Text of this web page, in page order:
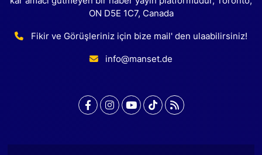
ON D5E 1C7, Canada
Fikir ve Görüşleriniz için bize mail' den ulaabilirsiniz!
info@manset.de